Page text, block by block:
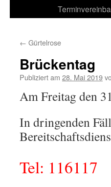
← Gürtelrose
Brückentag
Publiziert am 28. Mai 2019
Am Freitag den
In dringenden
Tel: 116117